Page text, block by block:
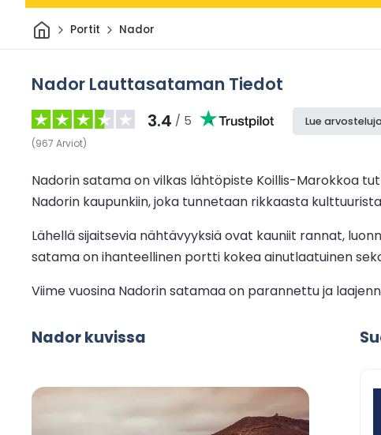
KotiinPortit Nador
Nador Lauttasataman Tiedot
3.4 / 5
(967 Arviot)
Lue
Nadorin satama on vilkas lähtöpiste Koillis-Marokkoa
Nadorin kaupunkiin, joka tunnetaan rikkaasta
Lähellä sijaitsevia nähtävyyksiä ovat kauniit rannat,
satama on ihanteellinen portti kokea ainutlaatuinen
Viime vuosina Nadorin satamaa on parannettu ja
Nador kuvissa